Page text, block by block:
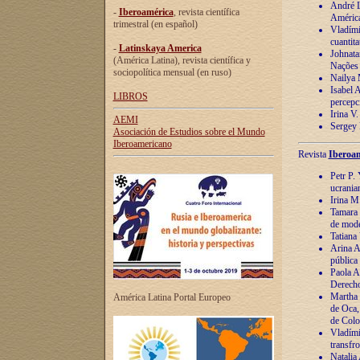
- Iberoamérica, revista científica
trimestral (en español)
- Latinskaya America
(América Latina), revista científica y
sociopolítica mensual (en ruso)
LIBROS
AEMI
Asociación de Estudios sobre el Mundo
Iberoamericano
América Latina Portal Europeo
André
Nailya
Isabel
Irina V.
Sergey
Revista
Petr P.
Irina
de
Arina
pública
Paola
Martha
de
de
Natalia